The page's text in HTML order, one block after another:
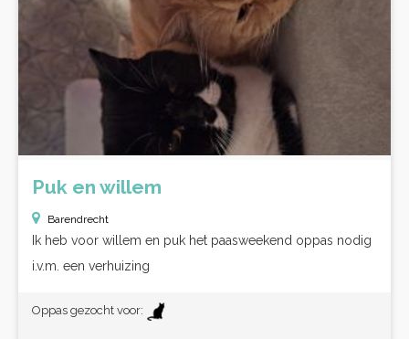
Puk en willem
Barendrecht
Ik heb voor willem en puk het paasweekend oppas nodig
i.v.m. een verhuizing
Oppas gezocht voor: